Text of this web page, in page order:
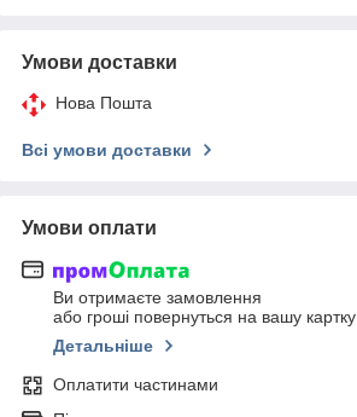
Умови доставки
Нова Пошта
Всі умови доставки
Умови оплати
Ви отримаєте замовлення
або гроші повернуться на вашу картку
Детальніше
Оплатити частинами